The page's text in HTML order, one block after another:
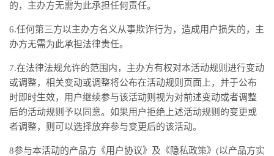
的，主办方无需为此承担任何责任。
6.任何第三方以主办方名义从事欺诈行为，造成用户损失的，主
办方无需为此承担法律责任。
7.在法律法规允许的范围内，主办方有权对本活动规则进行变动
或调整，相关变动或调整将公布在活动规则页面上，并于公布
时即时生效，用户继续参与该活动则视为对前述变动或者调整
后的活动规则予以同意。如果用户拒绝上述活动规则的变更或
者调整，则可以选择放弃参与变更后的该活动。
8参与本活动的产品方《用户协议》及《隐私政策》(以产品方实